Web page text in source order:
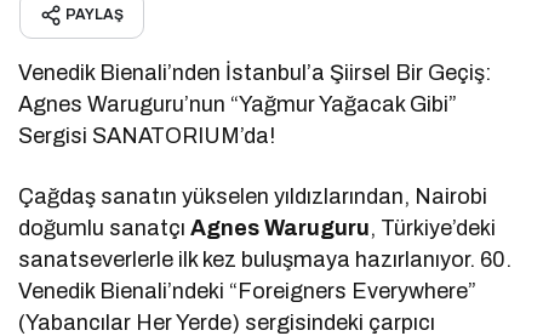
PAYLAŞ
Venedik Bienali’nden İstanbul’a Şiirsel Bir Geçiş:
Agnes Waruguru’nun “Yağmur Yağacak Gibi”
Sergisi SANATORIUM’da!
Çağdaş sanatın yükselen yıldızlarından, Nairobi
doğumlu sanatçıAgnes Waruguru, Türkiye’deki
sanatseverlerle ilk kez buluşmaya hazırlanıyor. 60.
Venedik Bienali’ndeki “Foreigners Everywhere”
(Yabancılar Her Yerde) sergisindeki çarpıcı